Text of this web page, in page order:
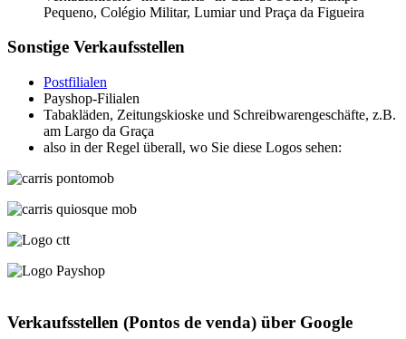
Pequeno, Colégio Militar, Lumiar und Praça da Figueira
Sonstige Verkaufsstellen
Postfilialen
Payshop-Filialen
Tabakläden, Zeitungskioske und Schreibwarengeschäfte, z.B.
am Largo da Graça
also in der Regel überall, wo Sie diese Logos sehen:
Verkaufsstellen (Pontos de venda) über Google